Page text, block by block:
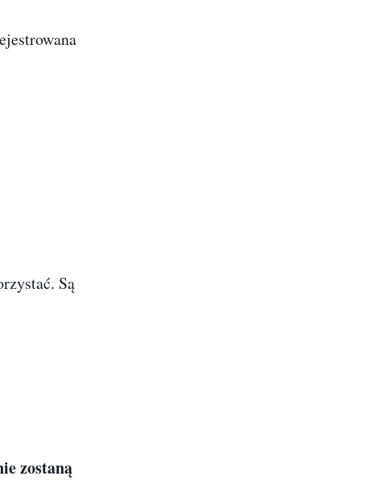
Są
zostaną